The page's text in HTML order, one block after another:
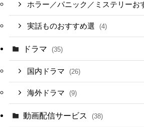
ホラー／パニック／ミステリーお
実話ものおすすめ選 (4)
ドラマ (35)
国内ドラマ (26)
海外ドラマ (9)
動画配信サービス (38)